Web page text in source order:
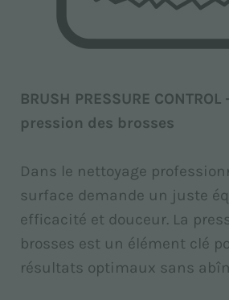
BRUSH PRESSURE
pression des brosses
Dans le nettoyage
surface demande un juste
efficacité et douceur. La
brosses est un élément clé
résultats optimaux sans